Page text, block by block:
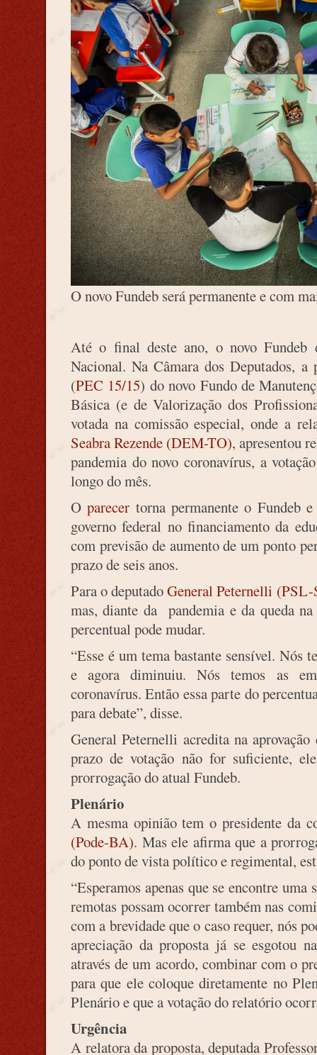
O novo Fundeb será permanente e com
Até o final deste ano, o novo Fundeb
Nacional. Na Câmara dos Deputados, a
(PEC 15/15) do novo Fundo de
Básica (e de Valorização dos
votada na comissão especial, onde a
Seabra Rezende (DEM-TO), apresentou
pandemia do novo coronavírus, a
longo do mês.
Oparecer torna permanente o Fundeb
governo federal no financiamento da
com previsão de aumento de um ponto
prazo de seis anos.
Para o deputadoGeneral Peternelli (PSL-
mas, diante da pandemia e da queda
percentual pode mudar.
“Esse é um tema bastante sensível. Nós
e agora diminuiu. Nós temos as
coronavírus. Então essa parte do
para debate”, disse.
General Peternelli acredita na
prazo de votação não for suficiente,
prorrogação do atual Fundeb.
Plenário
A mesma opinião tem o presidente da
(Pode-BA). Mas ele afirma que a
do ponto de vista político e regimental,
“Esperamos apenas que se encontre
remotas possam ocorrer também nas
com a brevidade que o caso requer, nós
apreciação da proposta já se esgotou
através de um acordo, combinar com o
para que ele coloque diretamente no
Plenário e que a votação do relatório
Urgência
A relatora da proposta, deputada